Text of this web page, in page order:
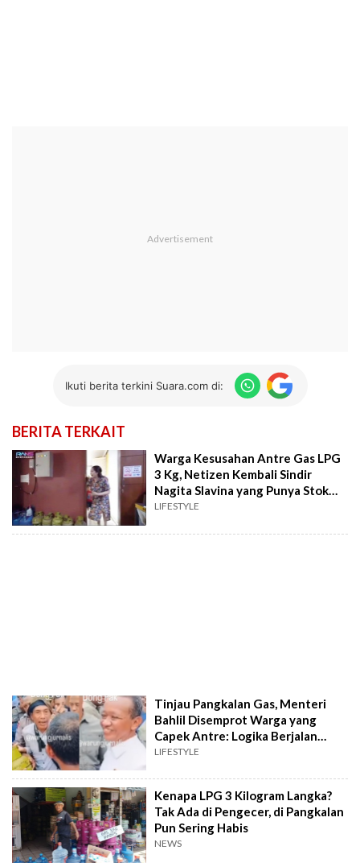
Ikuti berita terkini Suara.com di:
BERITA TERKAIT
Warga Kesusahan Antre Gas LPG
3 Kg, Netizen Kembali Sindir
Nagita Slavina yang Punya Stok
Gas Subsidi
LIFESTYLE
Tinjau Pangkalan Gas, Menteri
Bahlil Disemprot Warga yang
Capek Antre: Logika Berjalan
dong, Pak!
LIFESTYLE
Kenapa LPG 3 Kilogram Langka?
Tak Ada di Pengecer, di Pangkalan
Pun Sering Habis
NEWS